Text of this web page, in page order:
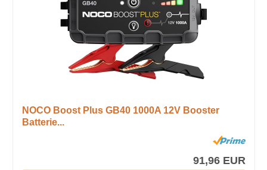
NOCO Boost Plus GB40 1000A 12V Booster
Batterie...
91,96 EUR